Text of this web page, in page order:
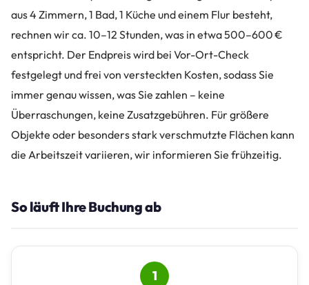
aus 4 Zimmern, 1 Bad, 1 Küche und einem Flur besteht,
rechnen wir ca. 10–12 Stunden, was in etwa 500–600 €
entspricht. Der Endpreis wird bei Vor-Ort-Check
festgelegt und frei von versteckten Kosten, sodass Sie
immer genau wissen, was Sie zahlen – keine
Überraschungen, keine Zusatzgebühren. Für größere
Objekte oder besonders stark verschmutzte Flächen kann
die Arbeitszeit variieren, wir informieren Sie frühzeitig.
So läuft Ihre Buchung ab
1